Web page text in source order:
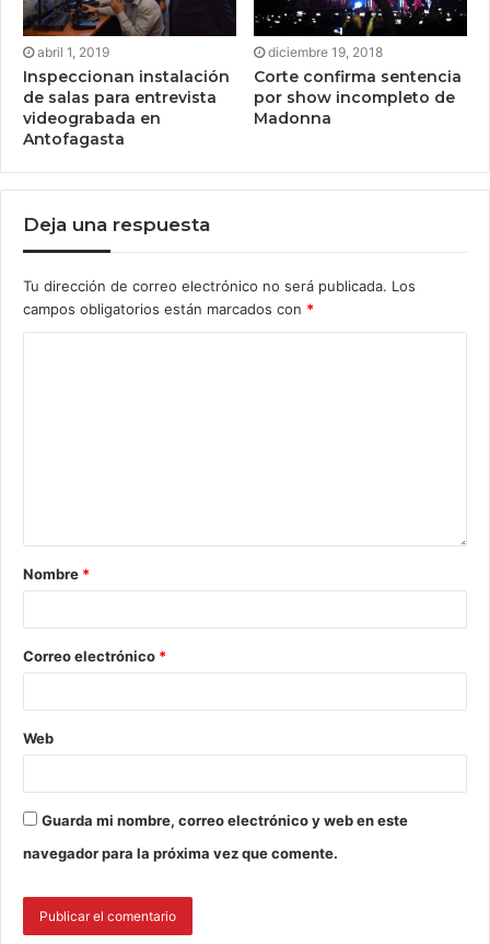
abril 1, 2019
Inspeccionan instalación
de salas para entrevista
videograbada en
Antofagasta
diciembre 19, 2018
Corte confirma sentencia
por show incompleto de
Madonna
Deja una respuesta
Tu dirección de correo electrónico no será publicada. Los
campos obligatorios están marcados con *
Nombre *
Correo electrónico *
Web
Guarda mi nombre, correo electrónico y web en este
navegador para la próxima vez que comente.